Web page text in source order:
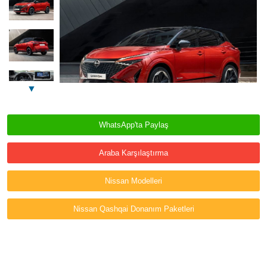
▼
WhatsApp'ta Paylaş
Araba Karşılaştırma
Nissan Modelleri
Nissan Qashqai Donanım Paketleri